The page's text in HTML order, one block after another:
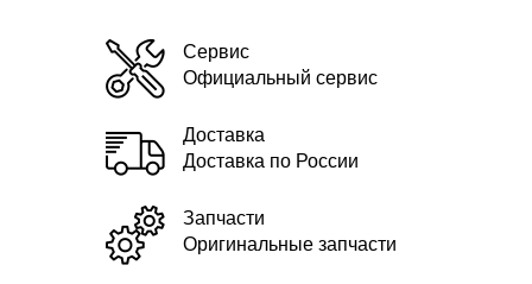
Сервис
Официальный сервис
Доставка
Доставка по России
Запчасти
Оригинальные запчасти